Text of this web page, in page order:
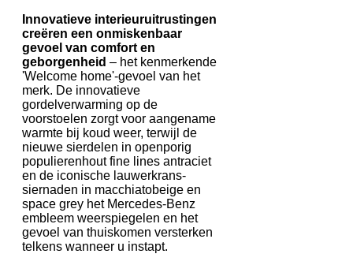
Innovatieve interieuruitrustingen
creëren een onmiskenbaar
gevoel van comfort en
geborgenheid – het kenmerkende
'Welcome home'-gevoel van het
merk. De innovatieve
gordelverwarming op de
voorstoelen zorgt voor aangename
warmte bij koud weer, terwijl de
nieuwe sierdelen in openporig
populierenhout fine lines antraciet
en de iconische lauwerkrans-
siernaden in macchiatobeige en
space grey het Mercedes-Benz
embleem weerspiegelen en het
gevoel van thuiskomen versterken
telkens wanneer u instapt.